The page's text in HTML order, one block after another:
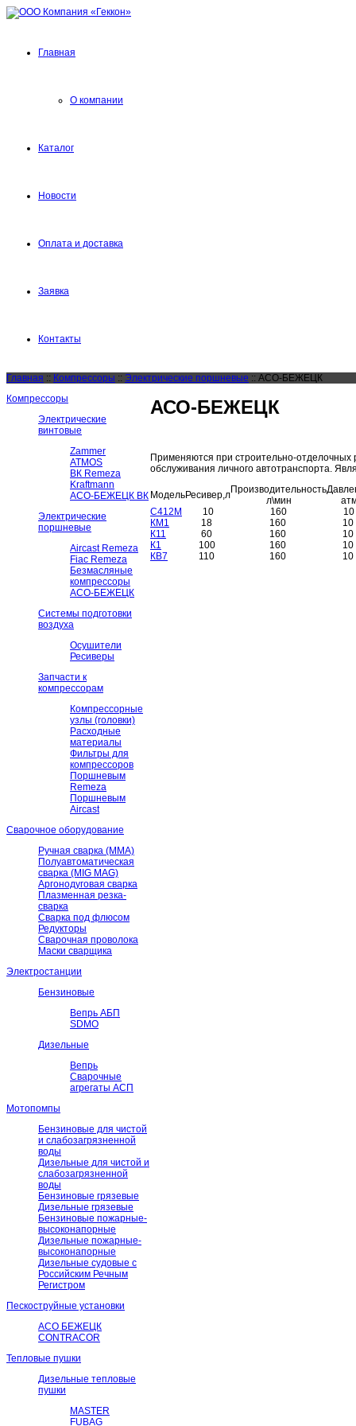
Главная
О компании
Каталог
Новости
Оплата и доставка
Заявка
Контакты
Главная :: Компрессоры :: Электрические поршневые :: АСО-БЕЖЕЦК
Компрессоры
Электрические
винтовые
Zammer
ATMOS
ВК Remeza
Kraftmann
АСО-БЕЖЕЦК ВК
Электрические
поршневые
Aircast Remeza
Fiac Remeza
Безмасляные
компрессоры
АСО-БЕЖЕЦК
Системы подготовки
воздуха
Осушители
Ресиверы
Запчасти к
компрессорам
Компрессорные
узлы (головки)
Расходные
материалы
Фильтры для
компрессоров
Поршневым
Remeza
Поршневым
Aircast
Сварочное оборудование
Ручная сварка (ММА)
Полуавтоматическая
сварка (MIG MAG)
Аргонодуговая сварка
Плазменная резка-
сварка
Сварка под флюсом
Редукторы
Сварочная проволока
Маски сварщика
Электростанции
Бензиновые
Вепрь АБП
SDMO
Дизельные
Вепрь
Сварочные
агрегаты АСП
Мотопомпы
Бензиновые для чистой
и слабозагрязненной
воды
Дизельные для чистой и
слабозагрязненной
воды
Бензиновые грязевые
Дизельные грязевые
Бензиновые пожарные-
высоконапорные
Дизельные пожарные-
высоконапорные
Дизельные судовые с
Российским Речным
Регистром
Пескоструйные установки
АСО БЕЖЕЦК
CONTRACOR
Тепловые пушки
Дизельные тепловые
пушки
MASTER
FUBAG
АСО-БЕЖЕЦК
Применяются при строительно-отделочных
обслуживания личного автотранспорта.
МодельРесивер,лПроизводительность
л\мин
С412М
10 160
10
КМ1
18 160
10
К11
60 160
10
К1
100 160
10
КВ7
110 160 10